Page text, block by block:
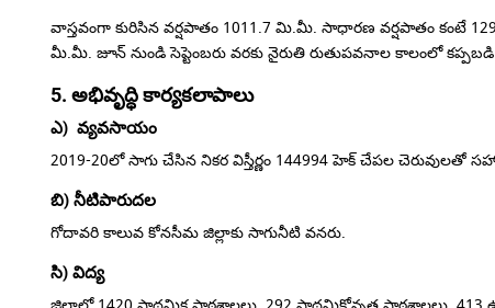
వాస్తవంగా కురిసిన వర్షపాతం 1011.7 మి.మీ. సాధారణ వర్షపాతం కంటే
మీ.మీ. జూన్ నుండి సెప్టెంబరు వరకు నైరుతి రుతుపవనాల కాలంలో
5. అభివృద్ధి కార్యకలాపాలు
ఎ) వ్యవసాయం
2019-20లో సాగు చేసిన నికర విస్తీర్ణం 144994 హెక్చేపల చెరువులతో
బి) నీటిపారుదల
గోదావరి కాలువ కోనసీమ జిల్లాకు సాగునీటి వనరు.
సి) విద్య